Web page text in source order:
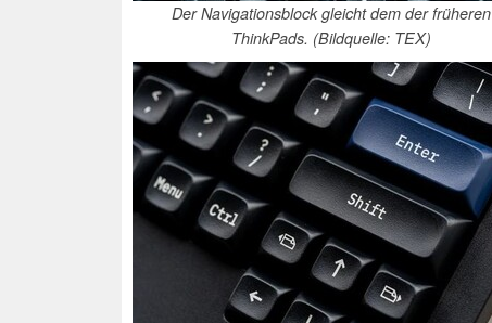
Der Navigationsblock gleicht dem der früheren
ThinkPads. (Bildquelle: TEX)